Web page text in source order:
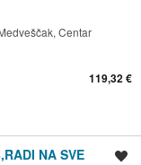
Centar
119,32 €
NA SVE